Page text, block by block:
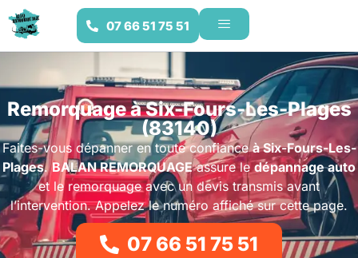
07 66 51 75 51
Remorquage à Six-Fours-Les-Plages
(83140)
Faites-vous dépanner en toute confianceà Six-Fours-Les-
Plages.BALAN REMORQUAGEassure ledépannage auto
et le remorquage avec un devis transmis avant
l’intervention. Appelez le numéro affiché sur cette page.
07 66 51 75 51